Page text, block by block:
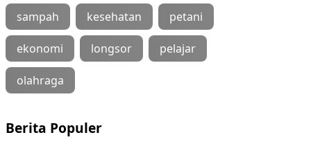
sampah kesehatan petani
ekonomi longsor pelajar
olahraga
Berita Populer